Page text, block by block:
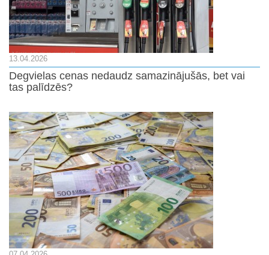
13.04.2026
Degvielas cenas nedaudz samazinājušās, bet vai
tas palīdzēs?